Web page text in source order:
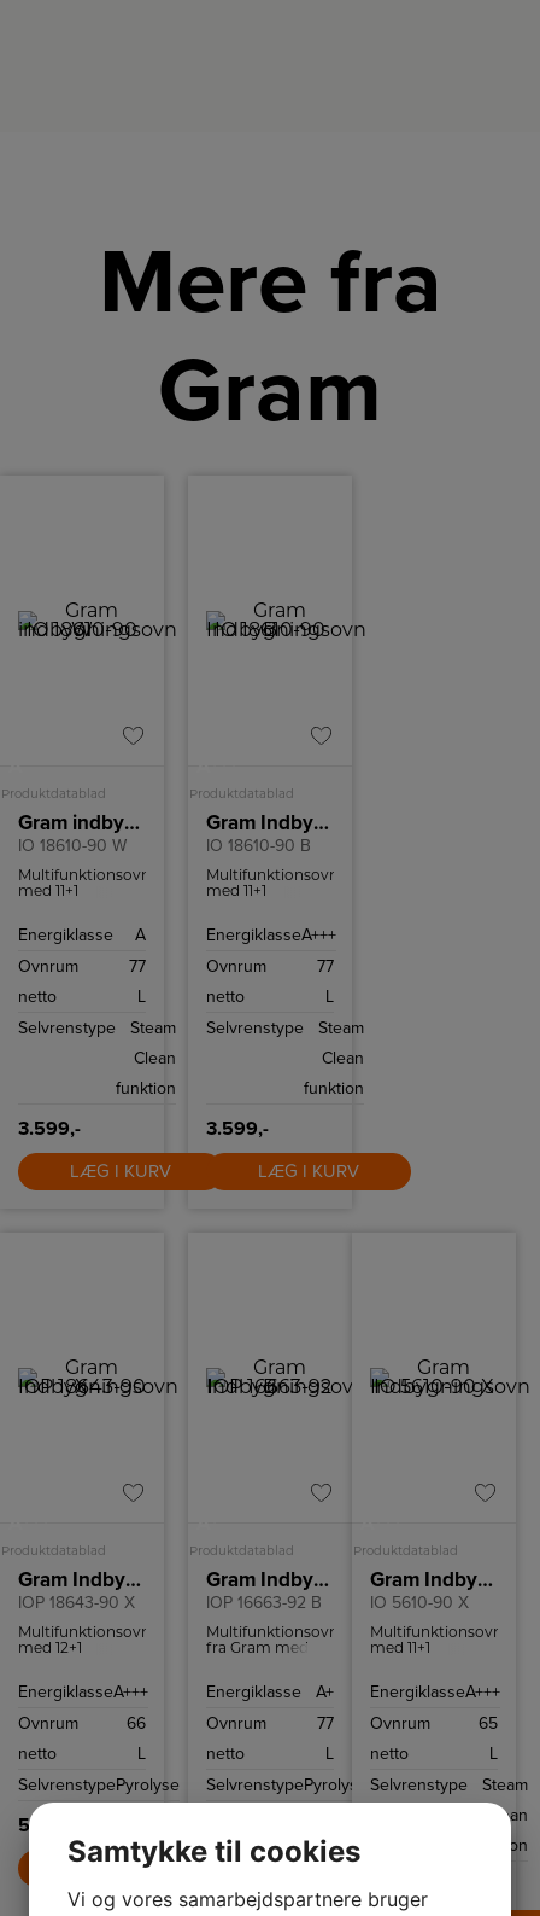
Mere fra
Gram
Produktdatablad
Gram indbygningsovn
IO 18610-90 W
Multifunktionsovn
med 11+1
ovnrum på 77
udstyret med
knapper og
bradepande.
Energiklasse
A
Ovnrum
netto
77
L
Selvrenstype
Steam
Clean
funktion
3.599,-
LÆG I KURV
Produktdatablad
Gram Indbygningsovn
IO 18610-90 B
Multifunktionsovn
med 11+1
ovnrum på 77
udstyret med
knapper og
bradepande.
EnergiklasseA+++
Ovnrum
netto
77
L
Selvrenstype
Steam
Clean
funktion
3.599,-
LÆG I KURV
Produktdatablad
Gram Indbygningsovn
IOP 18643-90 X
Multifunktionsovn
med 12+1
optønings- og
Pyrolyse
programmer og
EnergiklasseA+++
Ovnrum
netto
66
L
SelvrenstypePyrolyse
5.499,-
LÆG I KURV
Produktdatablad
Gram Indbygningsovn
IOP 16663-92 B
Multifunktionsovn
fra Gram med
varmluft,
pizzafunktion.
rengøring med 3
Energiklasse
A+
Ovnrum
netto
77
L
SelvrenstypePyrolyse
LÆG I KURV
Produktdatablad
Gram Indbygningsovn
IO 5610-90 X
Multifunktionsovn
med 11+1
varmluft,
pizzafunktion.
ekstra dyb
EnergiklasseA+++
Ovnrum
netto
65
L
Selvrenstype
Steam
Clean
funktion
3.399,-
Samtykke til cookies
Vi og vores samarbejdspartnere bruger